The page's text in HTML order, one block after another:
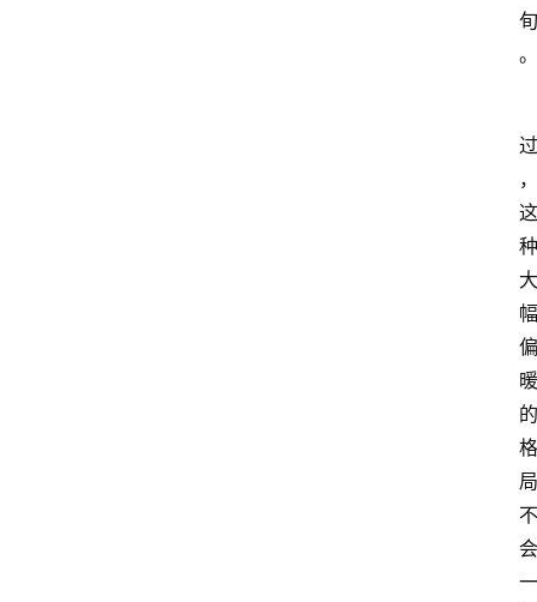
旬
。
过
，
这
种
大
幅
偏
暖
的
格
局
不
会
一